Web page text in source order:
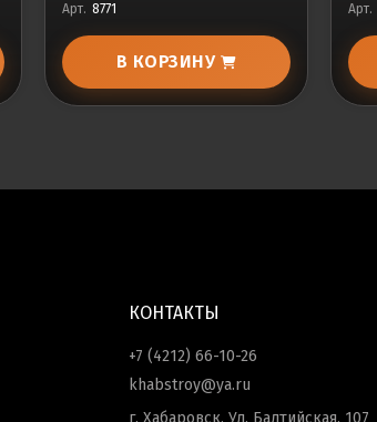
Арт. 8771
В КОРЗИНУ
Арт.
КОНТАКТЫ
+7 (4212) 66-10-26
khabstroy@ya.ru
г. Хабаровск, Ул. Балтийская, 107